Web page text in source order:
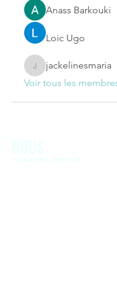
Anass Barkouki
Loic Ugo
jackelinesmaria
jackelinesmaria
Voir tous les